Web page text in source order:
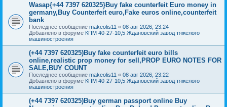
Wasap{+44 7397 620325}Buy fake counterfeit Euro money in
germany,Buy Counterfeit euro,Fake euros online,counterfeit
bank
Последнее сообщение makeolis11 « 08 авг 2026, 23:24
Добавлено в форуме КПМ 40-27-10,5 Ждановский завод тяжелого
машиностроения
(+44 7397 620325)Buy fake counterfeit euro bills
online,realistic prop money for sell,PROP EURO NOTES FOR
SALE,BUY COUNT
Последнее сообщение makeolis11 « 08 авг 2026, 23:22
Добавлено в форуме КПМ 40-27-10,5 Ждановский завод тяжелого
машиностроения
(+44 7397 620325)Buy german passport online Buy